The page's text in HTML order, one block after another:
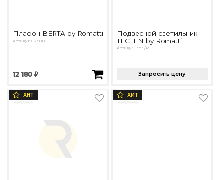
Плафон BERTA by Romatti
Артикул: C6-90B
12 180 ₽
Подвесной светильник
TECHIN by Romatti
Артикул: 8855/P
Запросить цену
ХИТ ХИТ